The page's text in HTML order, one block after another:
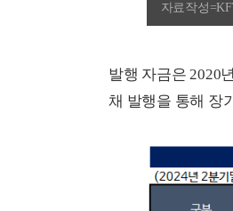
자료작성
발행 자금은 2020
채 발행을 통해 장